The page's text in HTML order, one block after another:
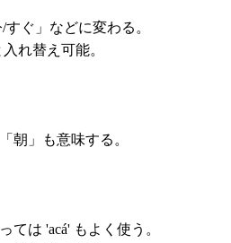
ぐ」などに変わる。
れ替え可能。
朝」も意味する。
ては 'acá' もよく使う。